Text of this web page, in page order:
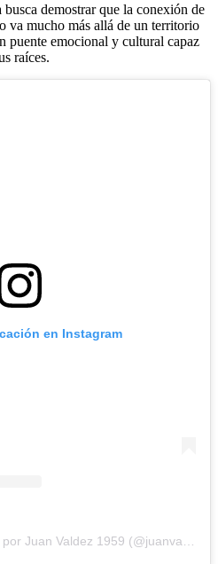
demostrar que la conexión de
va mucho más allá de un territorio
puente emocional y cultural capaz
raíces.
en Instagram